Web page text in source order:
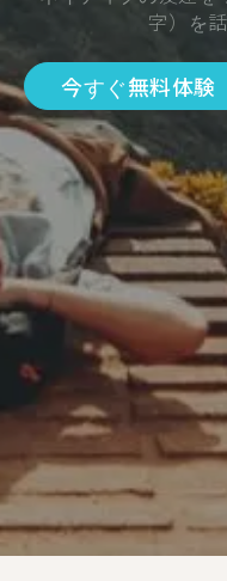
字）を
今すぐ無料体験